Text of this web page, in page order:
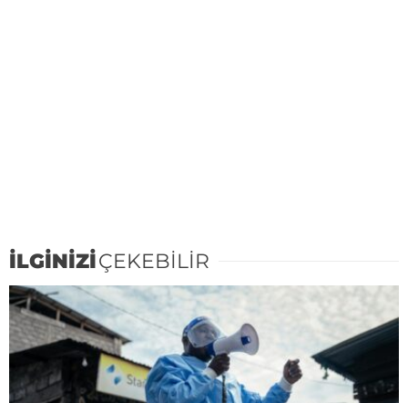
İLGİNİZİÇEKEBİLİR